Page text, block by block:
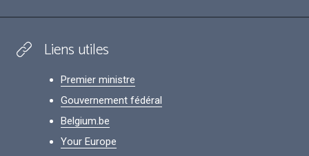
Liens utiles
Premier ministre
Gouvernement fédéral
Belgium.be
Your Europe